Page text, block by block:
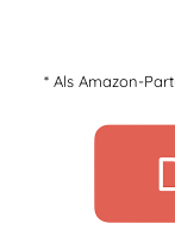
* Als Amazon-